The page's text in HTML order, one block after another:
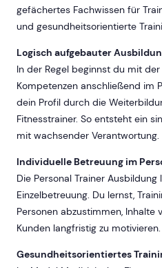
gefächertes Fachwissen für
und gesundheitsorientierte
Logisch aufgebauter
In der Regel beginnst du mit
Kompetenzen anschließend im
dein Profil durch die
Fitnesstrainer. So entsteht ein
mit wachsender Verantwortung.
Individuelle Betreuung im
Die Personal Trainer Ausbildung
Einzelbetreuung. Du lernst,
Personen abzustimmen, Inhalte
Kunden langfristig zu motivieren.
Gesundheitsorientiertes